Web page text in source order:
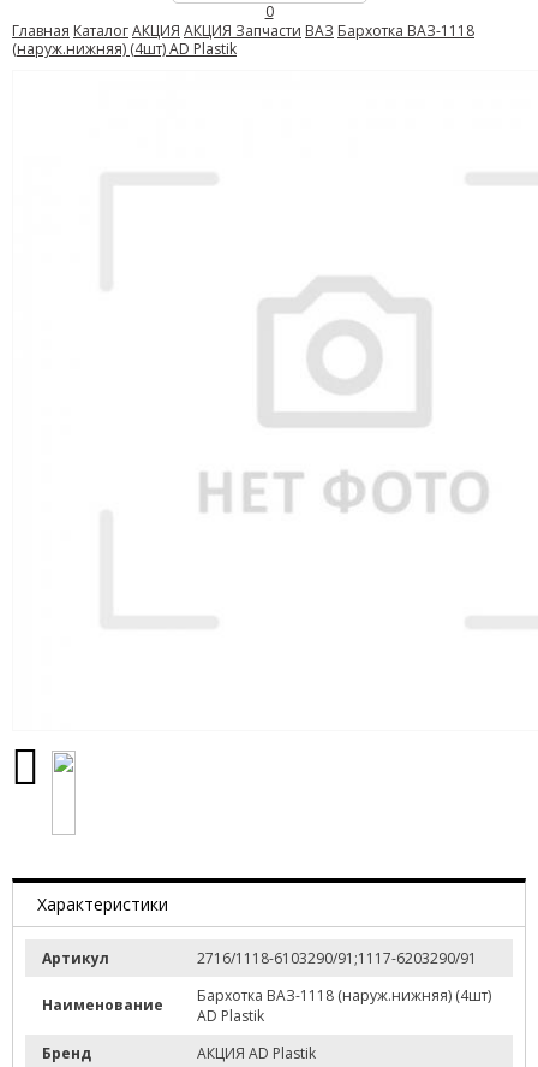
0
Главная КаталогАКЦИЯ АКЦИЯ Запчасти ВАЗ Бархотка ВАЗ-1118
(наруж.нижняя) (4шт) AD Plastik
Характеристики
Артикул 2716/1118-6103290/91;1117-6203290/91
Наименование
Бархотка ВАЗ-1118 (наруж.нижняя) (4шт)
AD Plastik
Бренд
АКЦИЯ AD Plastik